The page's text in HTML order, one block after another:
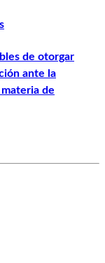
de otorgar
ante la
materia de